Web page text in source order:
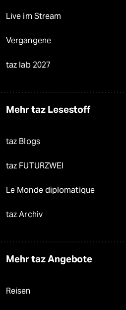
Live im Stream
Vergangene
taz lab 2027
Mehr taz Lesestoff
taz Blogs
taz FUTURZWEI
Le Monde diplomatique
taz Archiv
Mehr taz Angebote
Reisen